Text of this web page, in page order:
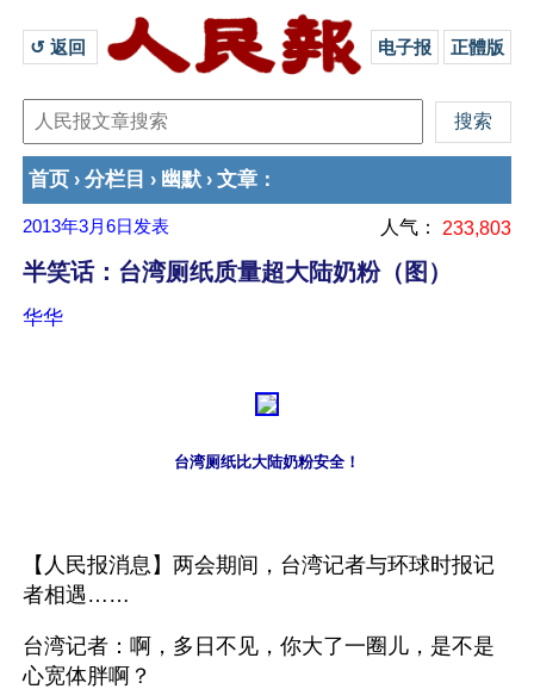
↺ 返回 电子报 正體版
首页 › 分栏目 › 幽默 › 文章 ：
2013年3月6日 发表 人气： 233,803
半笑话：台湾厕纸质量超大陆奶粉（图）
华华
台湾厕纸比大陆奶粉安全！
【人民报消息】两会期间，台湾记者与环球时报记
者相遇……
台湾记者：啊，多日不见，你大了一圈儿，是不是
心宽体胖啊？